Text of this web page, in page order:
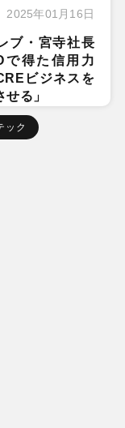
2025年01月16日
ブ・宮寺社長
で得た信用力
ビジネスを
せる」
ック